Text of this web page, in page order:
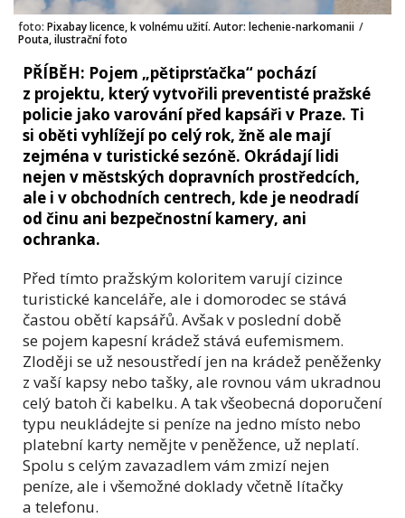
foto: Pixabay licence, k volnému užití. Autor: lechenie-narkomanii /
Pouta, ilustrační foto
PŘÍBĚH: Pojem „pětiprsťačka“ pochází
z projektu, který vytvořili preventisté pražské
policie jako varování před kapsáři v Praze. Ti
si oběti vyhlížejí po celý rok, žně ale mají
zejména v turistické sezóně. Okrádají lidi
nejen v městských dopravních prostředcích,
ale i v obchodních centrech, kde je neodradí
od činu ani bezpečnostní kamery, ani
ochranka.
Před tímto pražským koloritem varují cizince
turistické kanceláře, ale i domorodec se stává
častou obětí kapsářů. Avšak v poslední době
se pojem kapesní krádež stává eufemismem.
Zloději se už nesoustředí jen na krádež peněženky
z vaší kapsy nebo tašky, ale rovnou vám ukradnou
celý batoh či kabelku. A tak všeobecná doporučení
typu neukládejte si peníze na jedno místo nebo
platební karty nemějte v peněžence, už neplatí.
Spolu s celým zavazadlem vám zmizí nejen
peníze, ale i všemožné doklady včetně lítačky
a telefonu.